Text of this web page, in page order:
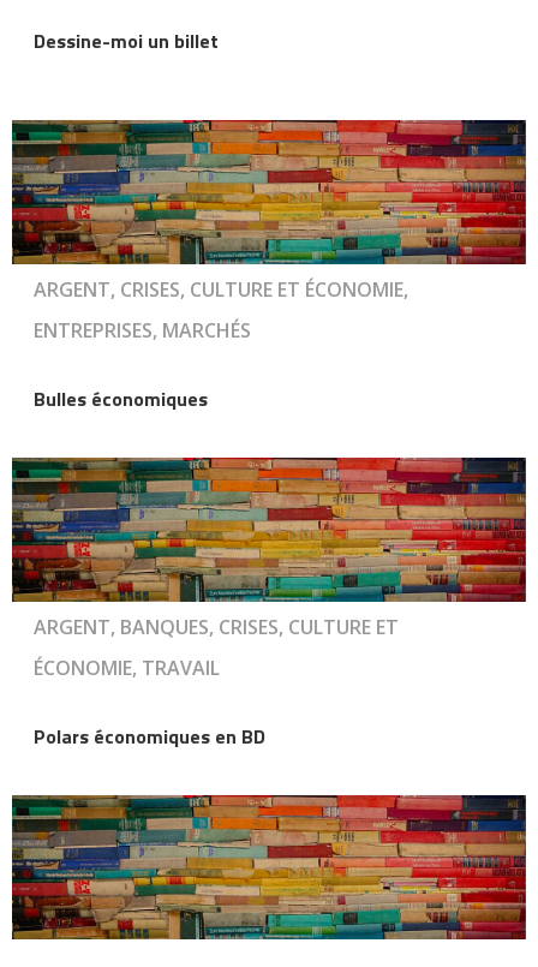
Dessine-moi un billet
ARGENT, CRISES, CULTURE ET ÉCONOMIE,
ENTREPRISES, MARCHÉS
Bulles économiques
ARGENT, BANQUES, CRISES, CULTURE ET
ÉCONOMIE, TRAVAIL
Polars économiques en BD